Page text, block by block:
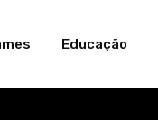
Educação